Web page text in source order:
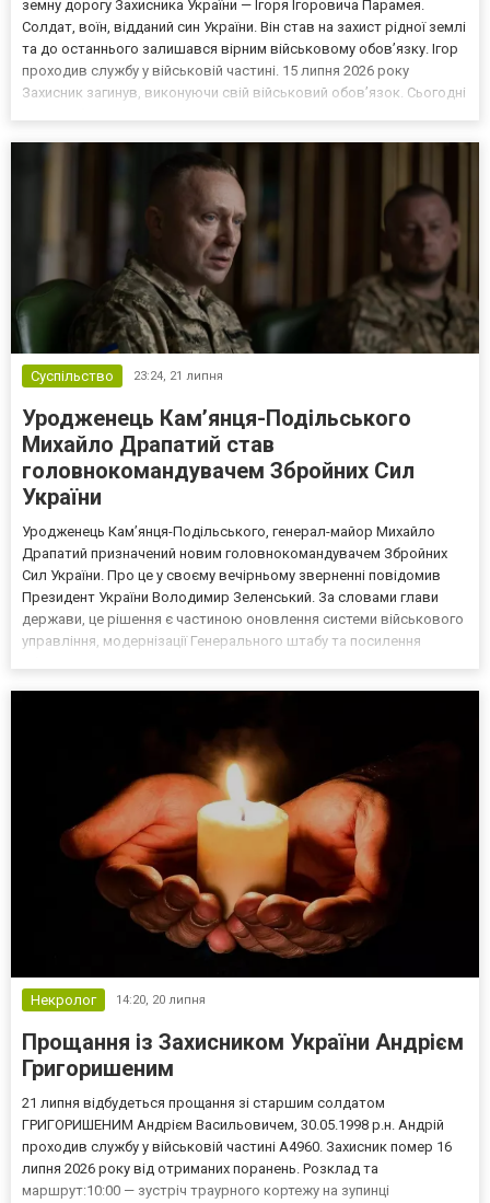
земну дорогу Захисника України — Ігоря Ігоровича Парамея.
Солдат, воїн, відданий син України. Він став на захист рідної землі
та до останнього залишався вірним військовому обов’язку. Ігор
проходив службу у військовій частині. 15 липня 2026 року
Захисник загинув, виконуючи свій військовий обов’язок. Сьогодні
Суспільство 23:24, 21 липня
Уродженець Кам’янця-Подільського
Михайло Драпатий став
головнокомандувачем Збройних Сил
України
Уродженець Кам’янця-Подільського, генерал-майор Михайло
Драпатий призначений новим головнокомандувачем Збройних
Сил України. Про це у своєму вечірньому зверненні повідомив
Президент України Володимир Зеленський. За словами глави
держави, це рішення є частиною оновлення системи військового
управління, модернізації Генерального штабу та посилення
Некролог 14:20, 20 липня
Прощання із Захисником України Андрієм
Григоришеним
21 липня відбудеться прощання зі старшим солдатом
ГРИГОРИШЕНИМ Андрієм Васильовичем, 30.05.1998 р.н. Андрій
проходив службу у військовій частині А4960. Захисник помер 16
липня 2026 року від отриманих поранень. Розклад та
маршрут:10:00 — зустріч траурного кортежу на зупинці